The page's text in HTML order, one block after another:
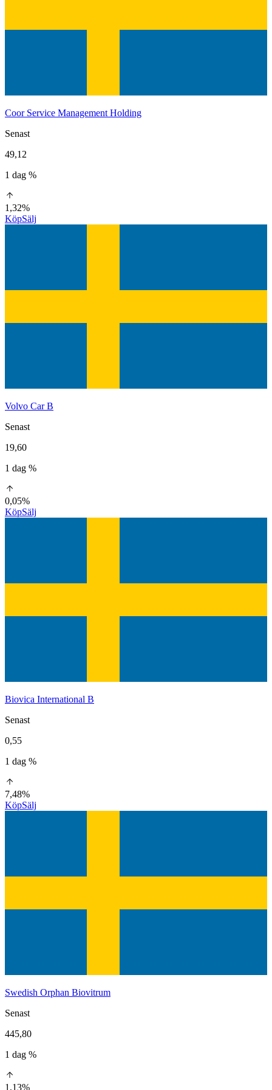
Coor Service Management Holding
Senast
49,12
1 dag %
1,32%
KöpSälj
Volvo Car B
Senast
19,60
1 dag %
0,05%
KöpSälj
Biovica International B
Senast
0,55
1 dag %
7,48%
KöpSälj
Swedish Orphan Biovitrum
Senast
445,80
1 dag %
1,13%